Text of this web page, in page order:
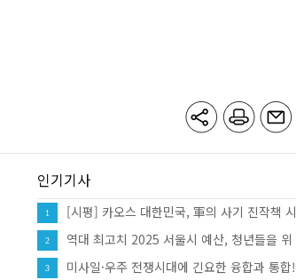
인기기사
1
[시평] 카오스 대한민국, 軍의 사기 진작책 시
급
2
역대 최고치 2025 서울시 예산, 청년들을 위
한 양질의 일자리 만들기 예산은?
3 미사일·우주 전쟁시대에 긴요한 융합과 통합!